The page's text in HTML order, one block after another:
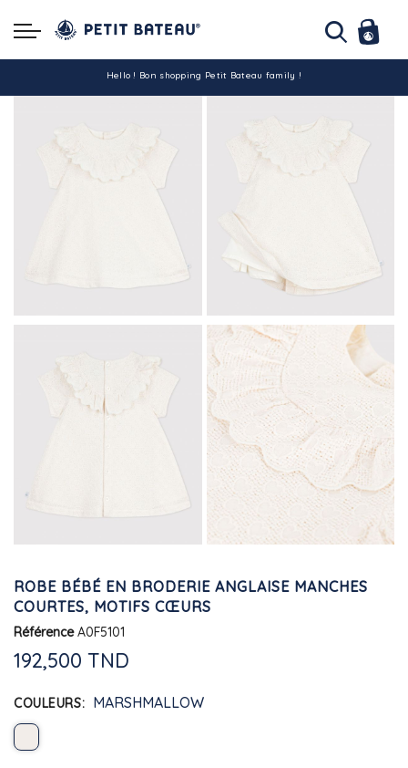
Hello ! Bon shopping Petit Bateau family !
La livraison est assurée partout en Tunisie !
-10% pour tout paiement par carte bancaire (hors promo)
ROBE BÉBÉ EN BRODERIE ANGLAISE MANCHES
COURTES, MOTIFS CŒURS
Référence A0F5101
192,500 TND
COULEURS MARSHMALLOW